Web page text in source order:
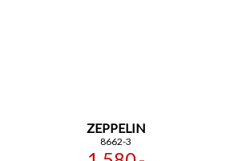
ZEPPELIN
8662-3